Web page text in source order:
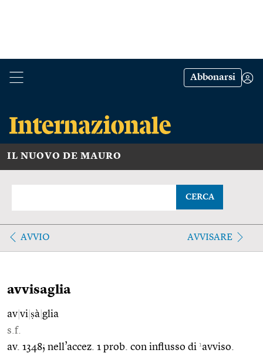
Abbonarsi
IL NUOVO DE MAURO
CERCA
AVVIO AVVISARE
avvisaglia
av vi ṣà glia
s.f.
av. 1348; nell’accez. 1 prob. con influsso di 1avviso.